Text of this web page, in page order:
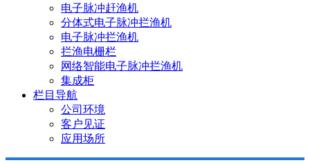
电子脉冲赶渔机
分体式电子脉冲拦渔机
电子脉冲拦渔机
拦渔电栅栏
网络智能电子脉冲拦渔机
集成柜
栏目导航
公司环境
客户见证
应用场所